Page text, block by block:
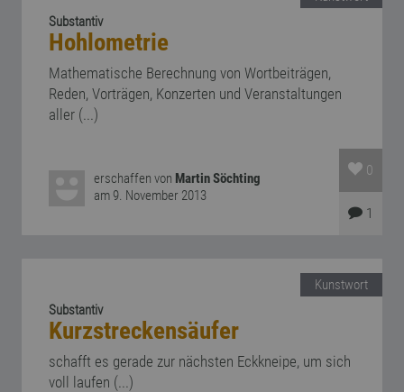
Substantiv
Hohlometrie
Mathematische Berechnung von Wortbeiträgen,
Reden, Vorträgen, Konzerten und Veranstaltungen
aller (...)
erschaffen von Martin Söchting
am 9. November 2013
0
1
Kunstwort
Substantiv
Kurzstreckensäufer
schafft es gerade zur nächsten Eckkneipe, um sich
voll laufen (...)